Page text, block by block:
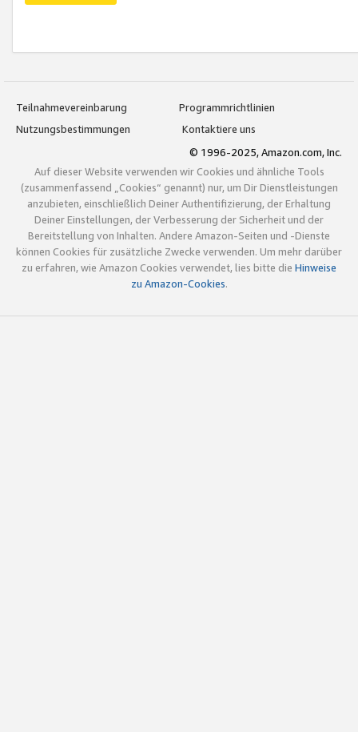
Teilnahmevereinbarung
Programmrichtlinien
Nutzungsbestimmungen
Kontaktiere uns
© 1996-2025, Amazon.com, Inc.
Auf dieser Website verwenden wir Cookies und ähnliche Tools
(zusammenfassend „Cookies“ genannt) nur, um Dir Dienstleistungen
anzubieten, einschließlich Deiner Authentifizierung, der Erhaltung
Deiner Einstellungen, der Verbesserung der Sicherheit und der
Bereitstellung von Inhalten. Andere Amazon-Seiten und -Dienste
können Cookies für zusätzliche Zwecke verwenden. Um mehr darüber
zu erfahren, wie Amazon Cookies verwendet, lies bitte die Hinweise
zu Amazon-Cookies.